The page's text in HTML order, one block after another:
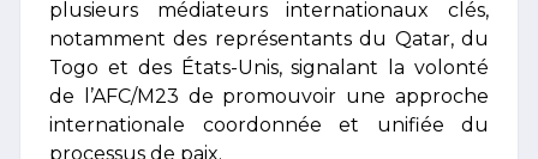
plusieurs médiateurs internationaux clés,
notamment des représentants du Qatar, du
Togo et des États-Unis, signalant la volonté
de l’AFC/M23 de promouvoir une approche
internationale coordonnée et unifiée du
processus de paix.